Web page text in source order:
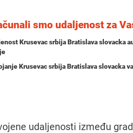
smo udaljenost za
Krusevac srbija Bratislava slovacka
Krusevac srbija Bratislava slovacka
udaljenosti između